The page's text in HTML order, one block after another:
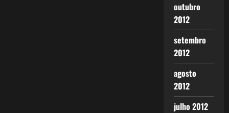
outubro
2012
setembro
2012
agosto
2012
julho 2012